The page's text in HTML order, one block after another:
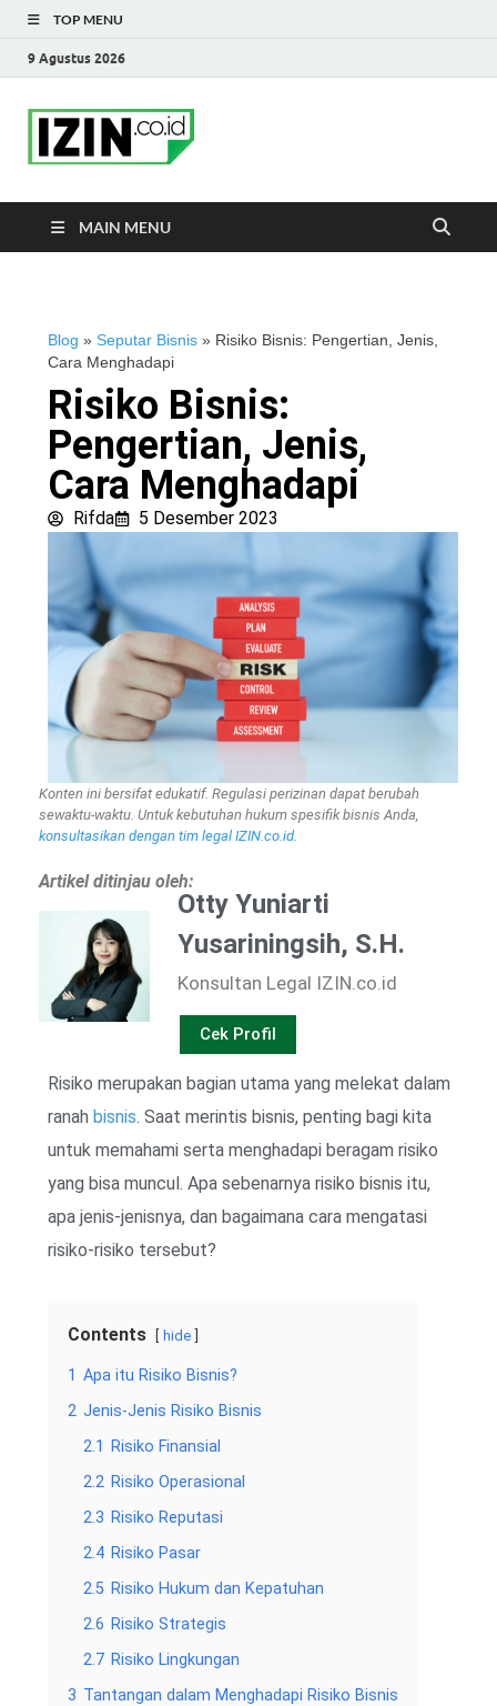
TOP MENU
9 Agustus 2026
MAIN MENU
Blog » Seputar Bisnis » Risiko Bisnis: Pengertian, Jenis,
Cara Menghadapi
Risiko Bisnis:
Pengertian, Jenis,
Cara Menghadapi
Rifda 5 Desember 2023
Konten ini bersifat edukatif. Regulasi perizinan dapat berubah
sewaktu-waktu. Untuk kebutuhan hukum spesifik bisnis Anda,
konsultasikan dengan tim legal IZIN.co.id.
Artikel ditinjau oleh:
Otty Yuniarti
Yusariningsih, S.H.
Konsultan Legal IZIN.co.id
Cek Profil
Risiko merupakan bagian utama yang melekat dalam
ranah bisnis. Saat merintis bisnis, penting bagi kita
untuk memahami serta menghadapi beragam risiko
yang bisa muncul. Apa sebenarnya risiko bisnis itu,
apa jenis-jenisnya, dan bagaimana cara mengatasi
risiko-risiko tersebut?
Contents hide
1 Apa itu Risiko Bisnis?
2 Jenis-Jenis Risiko Bisnis
2.1
Risiko Finansial
2.2 Risiko Operasional
2.3 Risiko Reputasi
2.4 Risiko Pasar
2.5 Risiko Hukum dan Kepatuhan
2.6 Risiko Strategis
2.7 Risiko Lingkungan
3 Tantangan dalam Menghadapi Risiko Bisnis